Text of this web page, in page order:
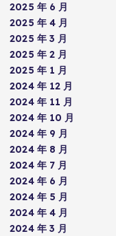
2025 年 6 月
2025 年 4 月
2025 年 3 月
2025 年 2 月
2025 年 1 月
2024 年 12 月
2024 年 11 月
2024 年 10 月
2024 年 9 月
2024 年 8 月
2024 年 7 月
2024 年 6 月
2024 年 5 月
2024 年 4 月
2024 年 3 月